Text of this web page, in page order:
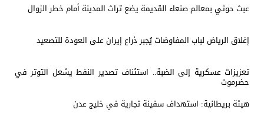
عبث حوثي بمعالم صنعاء القديمة يضع تراث المدينة أمام خطر الزوال
إغلاق الرياض لباب المفاوضات يُجبر ذراع إيران على العودة للتصعيد
تعزيزات عسكرية إلى الضبة.. استئناف تصدير النفط يشعل التوتر في
حضرموت
هيئة بريطانية: استهداف سفينة تجارية في خليج عدن